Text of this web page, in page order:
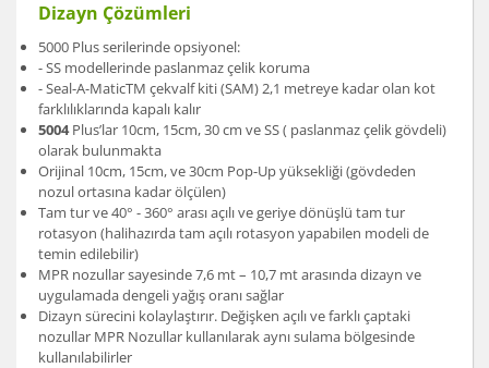
Dizayn Çözümleri
5000 Plus serilerinde opsiyonel:
- SS modellerinde paslanmaz çelik koruma
- Seal-A-MaticTM çekvalf kiti (SAM) 2,1 metreye kadar olan kot
farklılıklarında kapalı kalır
5004Plus’lar 10cm, 15cm, 30 cm ve SS ( paslanmaz çelik gövdeli)
olarak bulunmakta
Orijinal 10cm, 15cm, ve 30cm Pop-Up yüksekliği (gövdeden
nozul ortasına kadar ölçülen)
Tam tur ve 40° - 360° arası açılı ve geriye dönüşlü tam tur
rotasyon (halihazırda tam açılı rotasyon yapabilen modeli de
temin edilebilir)
MPR nozullar sayesinde 7,6 mt – 10,7 mt arasında dizayn ve
uygulamada dengeli yağış oranı sağlar
Dizayn sürecini kolaylaştırır. Değişken açılı ve farklı çaptaki
nozullar MPR Nozullar kullanılarak aynı sulama bölgesinde
kullanılabilirler